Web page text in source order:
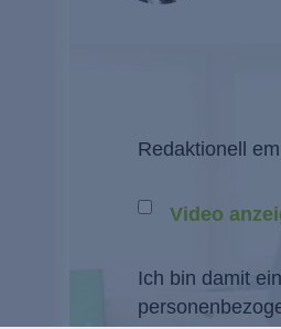
Redaktionell
Video
Ich bin damit